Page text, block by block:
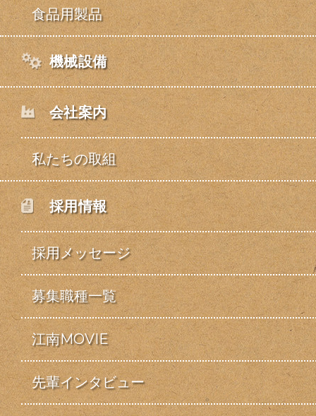
食品用製品
機械設備
会社案内
私たちの取組
採用情報
採用メッセージ
募集職種一覧
江南MOVIE
先輩インタビュー